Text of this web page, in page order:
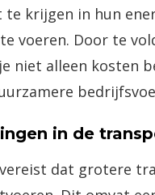
te krijgen in hun
voeren. Door te
niet alleen kosten
in de
vereist dat grotere